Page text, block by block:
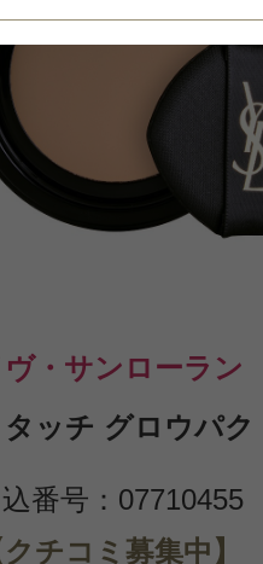
・サンローラン
ッチ グロウパク
番号：07710455
クチコミ募集中】